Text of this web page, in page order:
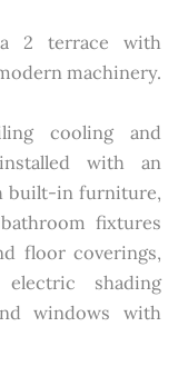
2 terrace with
machinery.
cooling and
with an
built-in furniture,
fixtures
floor coverings,
shading
windows with